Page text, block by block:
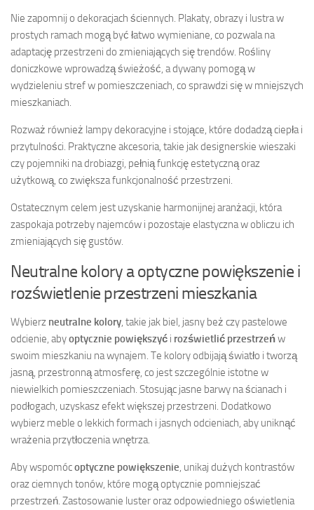
Nie zapomnij o dekoracjach ściennych. Plakaty, obrazy i lustra w
prostych ramach mogą być łatwo wymieniane, co pozwala na
adaptację przestrzeni do zmieniających się trendów. Rośliny
doniczkowe wprowadzą świeżość, a dywany pomogą w
wydzieleniu stref w pomieszczeniach, co sprawdzi się w mniejszych
mieszkaniach.
Rozważ również lampy dekoracyjne i stojące, które dodadzą ciepła i
przytulności. Praktyczne akcesoria, takie jak designerskie wieszaki
czy pojemniki na drobiazgi, pełnią funkcję estetyczną oraz
użytkową, co zwiększa funkcjonalność przestrzeni.
Ostatecznym celem jest uzyskanie harmonijnej aranżacji, która
zaspokaja potrzeby najemców i pozostaje elastyczna w obliczu ich
zmieniających się gustów.
Neutralne kolory a optyczne powiększenie i
rozświetlenie przestrzeni mieszkania
Wybierz neutralne kolory , takie jak biel, jasny beż czy pastelowe
odcienie, abyoptycznie powiększyć i rozświetlić przestrzeńw
swoim mieszkaniu na wynajem. Te kolory odbijają światło i tworzą
jasną, przestronną atmosferę, co jest szczególnie istotne w
niewielkich pomieszczeniach. Stosując jasne barwy na ścianach i
podłogach, uzyskasz efekt większej przestrzeni. Dodatkowo
wybierz meble o lekkich formach i jasnych odcieniach, aby uniknąć
wrażenia przytłoczenia wnętrza.
Aby wspomócoptyczne powiększenie , unikaj dużych kontrastów
oraz ciemnych tonów, które mogą optycznie pomniejszać
przestrzeń. Zastosowanie luster oraz odpowiedniego oświetlenia